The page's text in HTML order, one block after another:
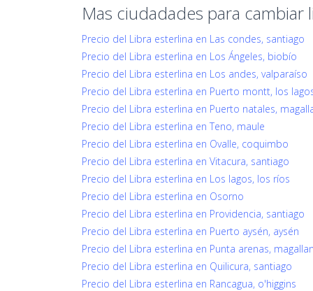
Mas ciudadades para cambiar
Precio del Libra esterlina en Las condes, santiago
Precio del Libra esterlina en Los Ángeles, biobío
Precio del Libra esterlina en Los andes, valparaíso
Precio del Libra esterlina en Puerto montt, los
Precio del Libra esterlina en Puerto natales,
Precio del Libra esterlina en Teno, maule
Precio del Libra esterlina en Ovalle, coquimbo
Precio del Libra esterlina en Vitacura, santiago
Precio del Libra esterlina en Los lagos, los ríos
Precio del Libra esterlina en Osorno
Precio del Libra esterlina en Providencia, santiago
Precio del Libra esterlina en Puerto aysén, aysén
Precio del Libra esterlina en Punta arenas,
Precio del Libra esterlina en Quilicura, santiago
Precio del Libra esterlina en Rancagua, o'higgins